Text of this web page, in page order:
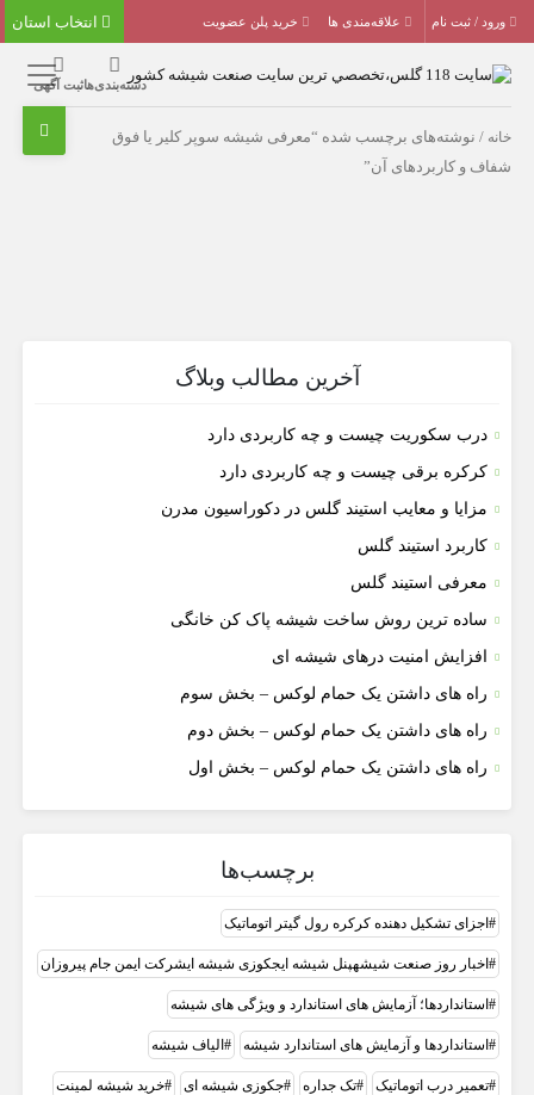
ورود / ثبت نام علاقه‌مندی ها خرید پلن عضویت
دسته‌بندی‌هاثبت آگهی
خانه/ نوشته‌های برچسب شده “معرفی شیشه سوپر کلیر یا فوق
شفاف و کاربردهای آن”
آخرین مطالب وبلاگ
درب سکوریت چیست و چه کاربردی دارد
کرکره برقی چیست و چه کاربردی دارد
مزایا و معایب استیند گلس در دکوراسیون مدرن
کاربرد استیند گلس
معرفی استیند گلس
ساده ترین روش ساخت شیشه پاک کن خانگی
افزایش امنیت درهای شیشه ای
راه های داشتن یک حمام لوکس – بخش سوم
راه های داشتن یک حمام لوکس – بخش دوم
راه های داشتن یک حمام لوکس – بخش اول
برچسب‌ها
اجزای تشکیل دهنده کرکره رول گیتر اتوماتیک
اخبار روز صنعت شیشهپنل شیشه ایجکوزی شیشه ایشرکت ایمن جام پیروزان
استانداردها؛ آزمایش های استاندارد و ویژگی های شیشه
استانداردها و آزمایش های استاندارد شیشه الیاف شیشه
تعمير درب اتوماتيک تک جداره جکوزی شیشه ای خرید شیشه لمینت